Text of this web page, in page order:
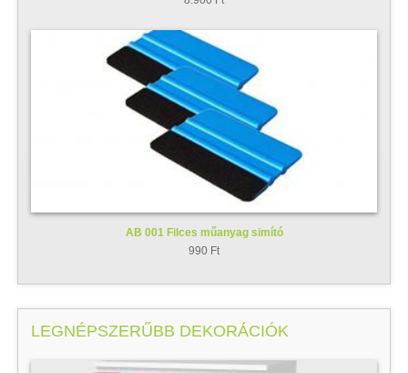
AB 001 Filces műanyag simító
990 Ft
LEGNÉPSZERŰBB DEKORÁCIÓK